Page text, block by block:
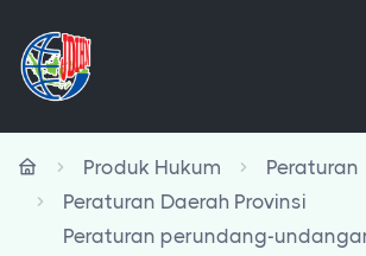
Produk Hukum
Peraturan
Peraturan Daerah Provinsi
Peraturan perundang-